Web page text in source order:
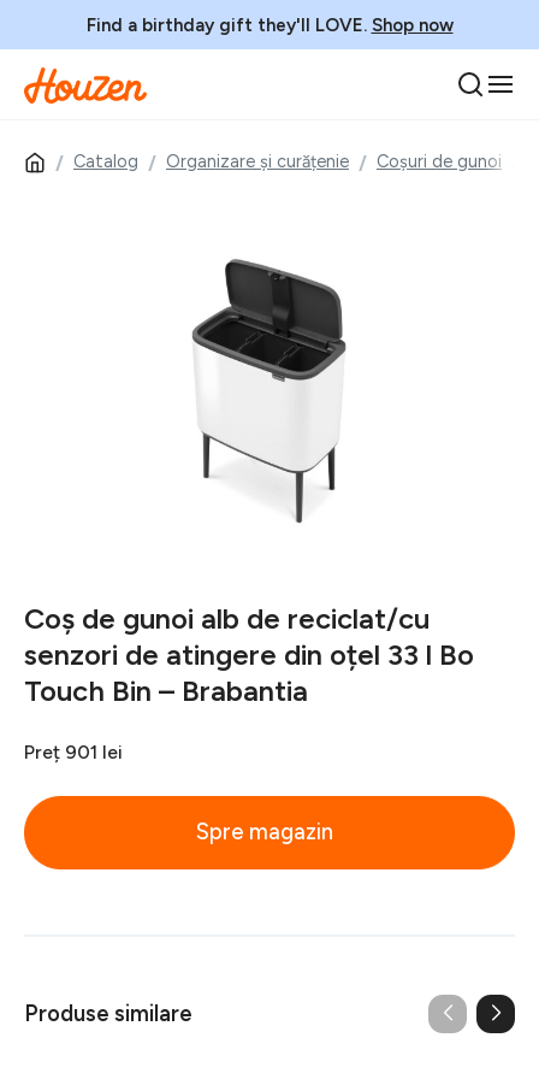
Find a birthday gift they'll LOVE. Shop now
Catalog Organizare și curățenie Coșuri de gunoi
Coș de gunoi alb de reciclat/cu
senzori de atingere din oțel 33 l Bo
Touch Bin – Brabantia
Preț 901 lei
Spre magazin
Produse similare